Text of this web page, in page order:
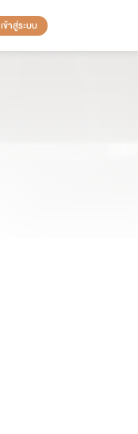
เข้าสู่ระบบ